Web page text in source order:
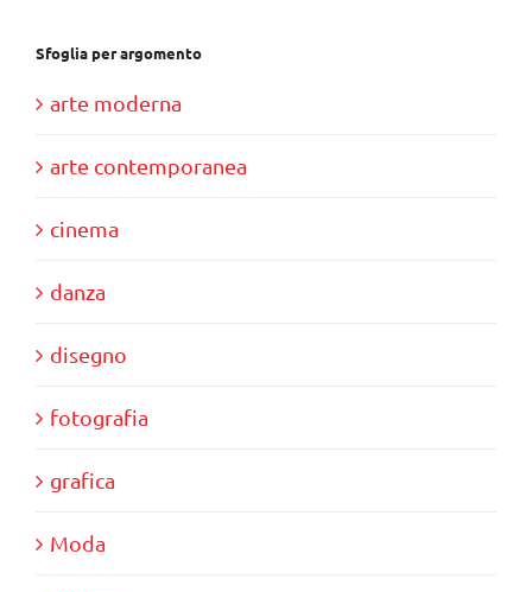
Sfoglia per argomento
arte moderna
arte contemporanea
cinema
danza
disegno
fotografia
grafica
Moda